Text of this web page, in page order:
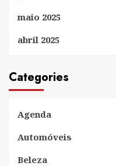
maio 2025
abril 2025
Categories
Agenda
Automóveis
Beleza